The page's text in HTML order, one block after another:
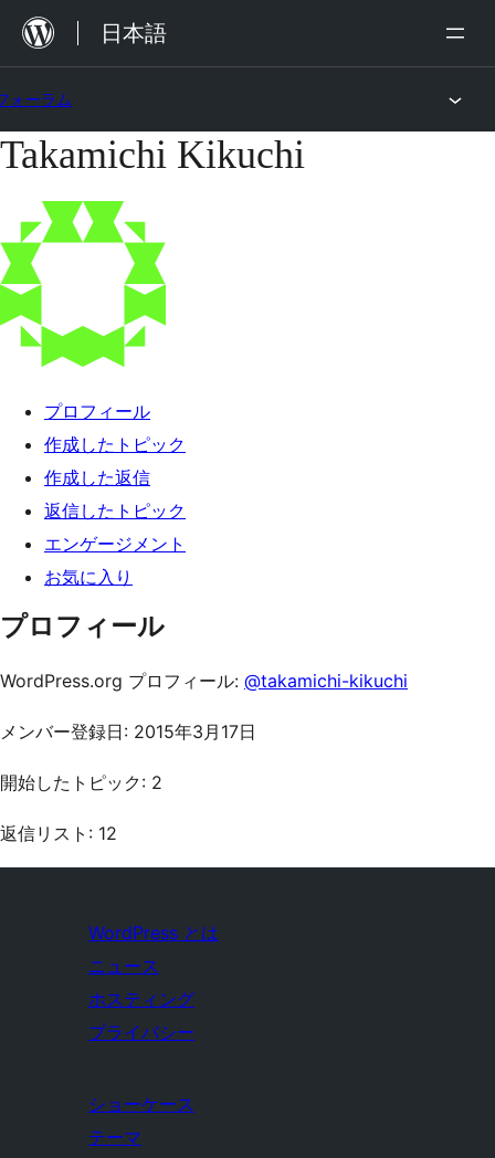
キ
日本語
ォーラム
コ
ン
ツ
へ
Takamichi Kikuchi
プロフィール
作成したトピック
作成した返信
返信したトピック
エンゲージメント
お気に入り
プロフィール
WordPress.org プロフィール: @takamichi-kikuchi
メンバー登録日: 2015年3月17日
開始したトピック: 2
返信リスト: 12
WordPress とは
ニュース
ホスティング
プライバシー
ショーケース
テーマ